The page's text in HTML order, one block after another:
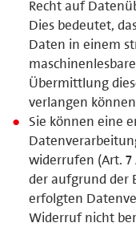
Recht auf
Dies bedeutet,
Daten in einem
Übermittlung
verlangen
Sie können eine
widerrufen (Art. 7
der aufgrund der
erfolgten
Widerruf nicht